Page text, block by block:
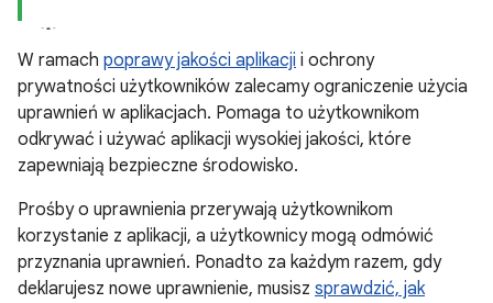
W ramach poprawy jakości aplikacji i ochrony
prywatności użytkowników zalecamy ograniczenie użycia
uprawnień w aplikacjach. Pomaga to użytkownikom
odkrywać i używać aplikacji wysokiej jakości, które
zapewniają bezpieczne środowisko.
Prośby o uprawnienia przerywają użytkownikom
korzystanie z aplikacji, a użytkownicy mogą odmówić
przyznania uprawnień. Ponadto za każdym razem, gdy
deklarujesz nowe uprawnienie, musisz sprawdzić, jak